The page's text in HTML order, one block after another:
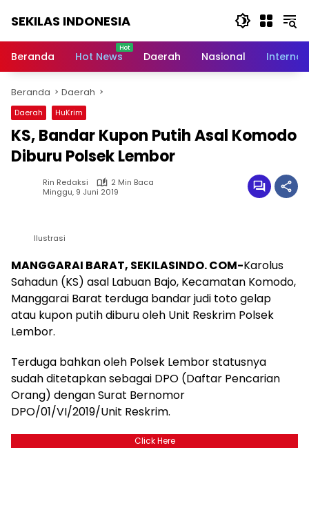
SEKILAS INDONESIA
Terkini,
Latest
World,
Headlines,
News
Today
Beranda Hot News Daerah Nasional
Beranda Daerah
Daerah HuKrim
KS, Bandar Kupon Putih Asal Komodo
Diburu Polsek Lembor
Rin Redaksi
2 Min Baca
Minggu, 9 Juni 2019
Ilustrasi
MANGGARAI BARAT, SEKILASINDO. COM-Karolus
Sahadun (KS) asal Labuan Bajo, Kecamatan Komodo,
Manggarai Barat terduga bandar judi toto gelap
atau kupon putih diburu oleh Unit Reskrim Polsek
Lembor.
Terduga bahkan oleh Polsek Lembor statusnya
sudah ditetapkan sebagai DPO (Daftar Pencarian
Orang) dengan Surat Bernomor
DPO/01/VI/2019/Unit Reskrim.
Click Here